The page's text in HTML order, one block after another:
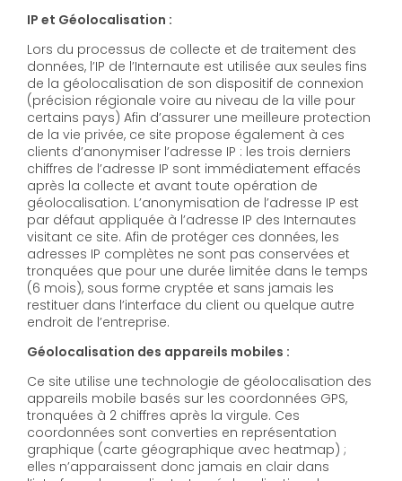
IP et Géolocalisation :
Lors du processus de collecte et de traitement des
données, l’IP de l’Internaute est utilisée aux seules fins
de la géolocalisation de son dispositif de connexion
(précision régionale voire au niveau de la ville pour
certains pays) Afin d’assurer une meilleure protection
de la vie privée, ce site propose également à ces
clients d’anonymiser l’adresse IP : les trois derniers
chiffres de l’adresse IP sont immédiatement effacés
après la collecte et avant toute opération de
géolocalisation. L’anonymisation de l’adresse IP est
par défaut appliquée à l’adresse IP des Internautes
visitant ce site. Afin de protéger ces données, les
adresses IP complètes ne sont pas conservées et
tronquées que pour une durée limitée dans le temps
(6 mois), sous forme cryptée et sans jamais les
restituer dans l’interface du client ou quelque autre
endroit de l’entreprise.
Géolocalisation des appareils mobiles :
Ce site utilise une technologie de géolocalisation des
appareils mobile basés sur les coordonnées GPS,
tronquées à 2 chiffres après la virgule. Ces
coordonnées sont converties en représentation
graphique (carte géographique avec heatmap) ;
elles n’apparaissent donc jamais en clair dans